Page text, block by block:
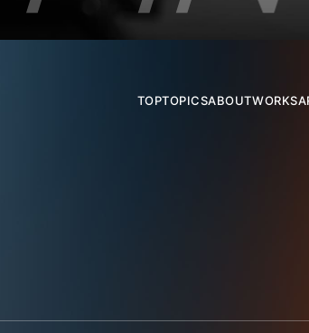
TOPTOPICSABOUTWORKS